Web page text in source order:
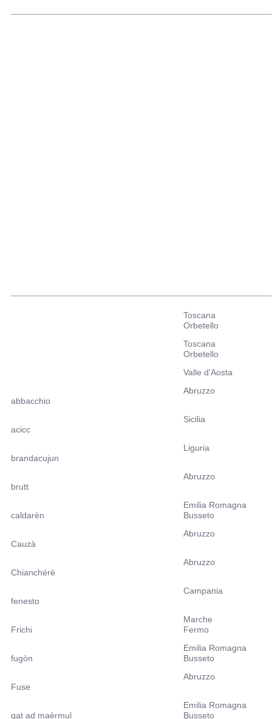
Toscana
Orbetello
Toscana
Orbetello
Valle d'Aosta
abbacchio
Abruzzo
acicc
Sicilia
brandacujun
Liguria
brutt
Abruzzo
caldarèn
Emilia Romagna
Busseto
Cauzà
Abruzzo
Chianchérë
Abruzzo
fenesto
Campania
Frichi
Marche
Fermo
fugòn
Emilia Romagna
Busseto
Fuse
Abruzzo
gat ad maèrmul
Emilia Romagna
Busseto